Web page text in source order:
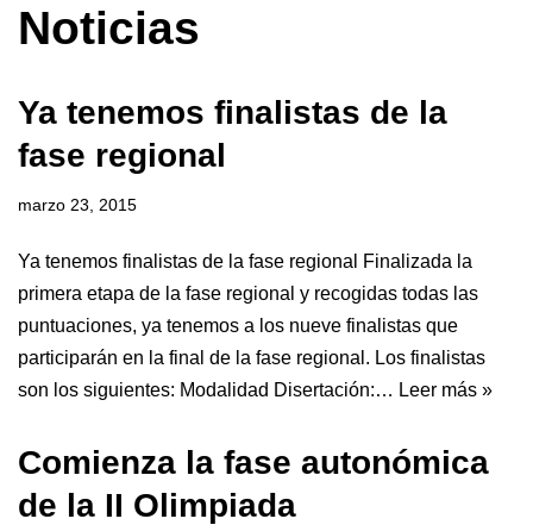
Noticias
Ya tenemos finalistas de la
fase regional
marzo 23, 2015
Ya tenemos finalistas de la fase regional Finalizada la
primera etapa de la fase regional y recogidas todas las
puntuaciones, ya tenemos a los nueve finalistas que
participarán en la final de la fase regional. Los finalistas
son los siguientes: Modalidad Disertación:… Leer más »
Comienza la fase autonómica
de la II Olimpiada